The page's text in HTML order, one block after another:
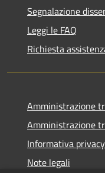
Segnalazione
Leggi le FAQ
Richiesta
Amministrazione
Amministrazione
Informativa privacy
Note legali